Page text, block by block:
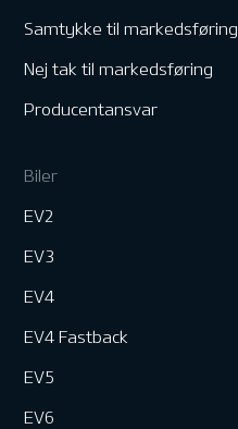
Samtykke til markedsføring
Nej tak til markedsføring
Producentansvar
Biler
EV2
EV3
EV4
EV4 Fastback
EV5
EV6